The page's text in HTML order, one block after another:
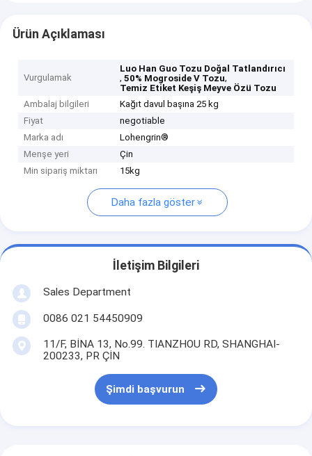
Ürün Açıklaması
Vurgulamak
Luo Han Guo Tozu Doğal Tatlandırıcı
,50% Mogroside V Tozu,
Temiz Etiket Keşiş Meyve Özü Tozu
Ambalaj bilgileri
Kağıt davul başına 25 kg
Fiyat
negotiable
Marka adı
Lohengrin®
Menşe yeri
Çin
Min sipariş miktarı
15kg
Daha fazla göster
İletişim Bilgileri
Sales Department
0086 021 54450909
11/F, BİNA 13, No.99. TIANZHOU RD, SHANGHAI-
200233, PR ÇİN
Şimdi başvurun